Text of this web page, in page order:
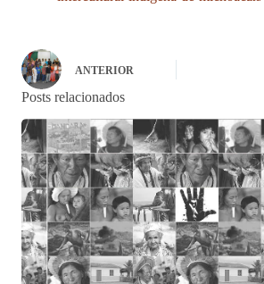
ANTERIOR
Posts relacionados